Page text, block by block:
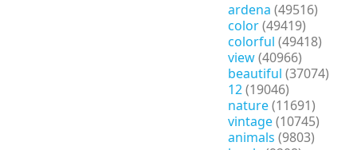
ardena (49516)
color(49419)
colorful (49418)
view(40966)
beautiful (37074)
12(19046)
nature(11691)
vintage(10745)
animals (9803)